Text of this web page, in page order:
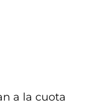
a la cuota